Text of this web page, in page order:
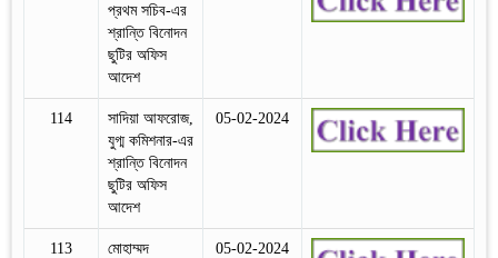
প্রথম সচিব-এর
শ্রান্তি বিনোদন
ছুটির অফিস
আদেশ
114
সাদিয়া আফরোজ,
যুগ্ম কমিশনার-এর
শ্রান্তি বিনোদন
ছুটির অফিস
আদেশ
05-02-2024
113
মোহাম্মদ
05-02-2024